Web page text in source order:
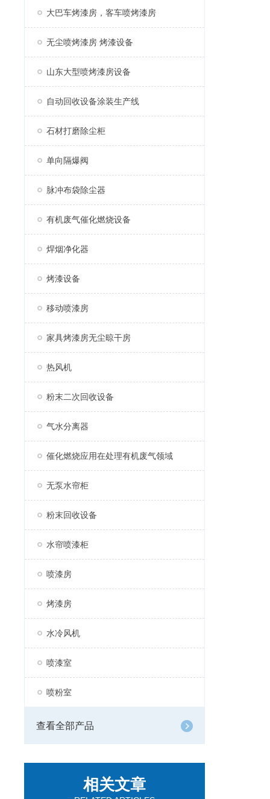
大巴车烤漆房，客车喷烤漆房
无尘喷烤漆房 烤漆设备
山东大型喷烤漆房设备
自动回收设备涂装生产线
石材打磨除尘柜
单向隔爆阀
脉冲布袋除尘器
有机废气催化燃烧设备
焊烟净化器
烤漆设备
移动喷漆房
家具烤漆房无尘晾干房
热风机
粉末二次回收设备
气水分离器
催化燃烧应用在处理有机废气领域
无泵水帘柜
粉末回收设备
水帘喷漆柜
喷漆房
烤漆房
水冷风机
喷漆室
喷粉室
查看全部产品
相关文章